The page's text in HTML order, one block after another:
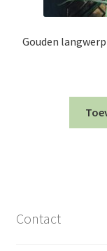
Gouden
Contact